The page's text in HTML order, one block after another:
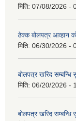
मिति: 07/08/2026 -
ठेक्क बोलपत्र आव्हान
मिति: 06/30/2026 -
बोलपत्र खरिद
मिति: 06/20/2026 -
बोलपत्र खरिद